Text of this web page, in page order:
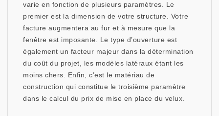
varie en fonction de plusieurs paramètres. Le
premier est la dimension de votre structure. Votre
facture augmentera au fur et à mesure que la
fenêtre est imposante. Le type d’ouverture est
également un facteur majeur dans la détermination
du coût du projet, les modèles latéraux étant les
moins chers. Enfin, c’est le matériau de
construction qui constitue le troisième paramètre
dans le calcul du prix de mise en place du velux.